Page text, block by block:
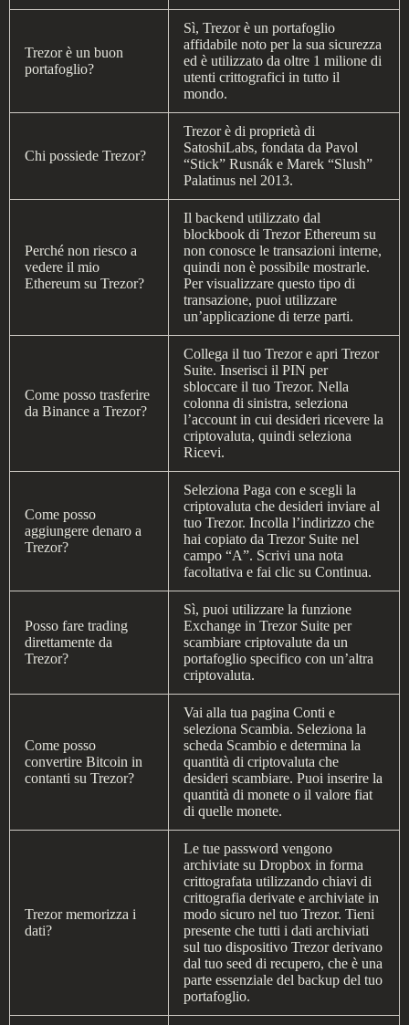
Trezor è un buon
portafoglio?
Sì, Trezor è un portafoglio
affidabile noto per la sua sicurezza
ed è utilizzato da oltre 1 milione di
utenti crittografici in tutto il
mondo.
Chi possiede Trezor?
Trezor è di proprietà di
SatoshiLabs, fondata da Pavol
“Stick” Rusnák e Marek “Slush”
Palatinus nel 2013.
Perché non riesco a
vedere il mio
Ethereum su Trezor?
Il backend utilizzato dal
blockbook di Trezor Ethereum su
non conosce le transazioni interne,
quindi non è possibile mostrarle.
Per visualizzare questo tipo di
transazione, puoi utilizzare
un’applicazione di terze parti.
Come posso trasferire
da Binance a Trezor?
Collega il tuo Trezor e apri Trezor
Suite. Inserisci il PIN per
sbloccare il tuo Trezor. Nella
colonna di sinistra, seleziona
l’account in cui desideri ricevere la
criptovaluta, quindi seleziona
Ricevi.
Come posso
aggiungere denaro a
Trezor?
Seleziona Paga con e scegli la
criptovaluta che desideri inviare al
tuo Trezor. Incolla l’indirizzo che
hai copiato da Trezor Suite nel
campo “A”. Scrivi una nota
facoltativa e fai clic su Continua.
Posso fare trading
direttamente da
Trezor?
Sì, puoi utilizzare la funzione
Exchange in Trezor Suite per
scambiare criptovalute da un
portafoglio specifico con un’altra
criptovaluta.
Come posso
convertire Bitcoin in
contanti su Trezor?
Vai alla tua pagina Conti e
seleziona Scambia. Seleziona la
scheda Scambio e determina la
quantità di criptovaluta che
desideri scambiare. Puoi inserire la
quantità di monete o il valore fiat
di quelle monete.
Trezor memorizza i
dati?
Le tue password vengono
archiviate su Dropbox in forma
crittografata utilizzando chiavi di
crittografia derivate e archiviate in
modo sicuro nel tuo Trezor. Tieni
presente che tutti i dati archiviati
sul tuo dispositivo Trezor derivano
dal tuo seed di recupero, che è una
parte essenziale del backup del tuo
portafoglio.